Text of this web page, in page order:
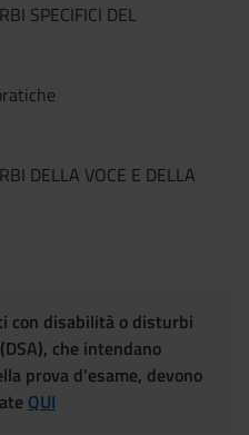
SPECIFICI DEL
DELLA VOCE E DELLA
con disabilità o disturbi
che intendano
prova d'esame, devono
QUI